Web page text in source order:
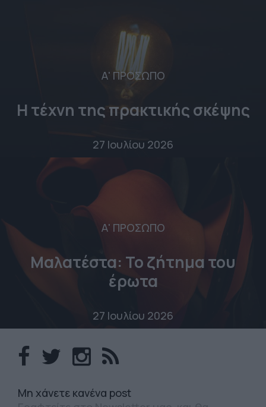
Α' ΠΡΟΣΩΠΟ
Η τέχνη της πρακτικής σκέψης
27 Ιουλίου 2026
Α' ΠΡΟΣΩΠΟ
Μαλατέστα: Το ζήτημα του
έρωτα
27 Ιουλίου 2026
Mη χάνετε κανένα post